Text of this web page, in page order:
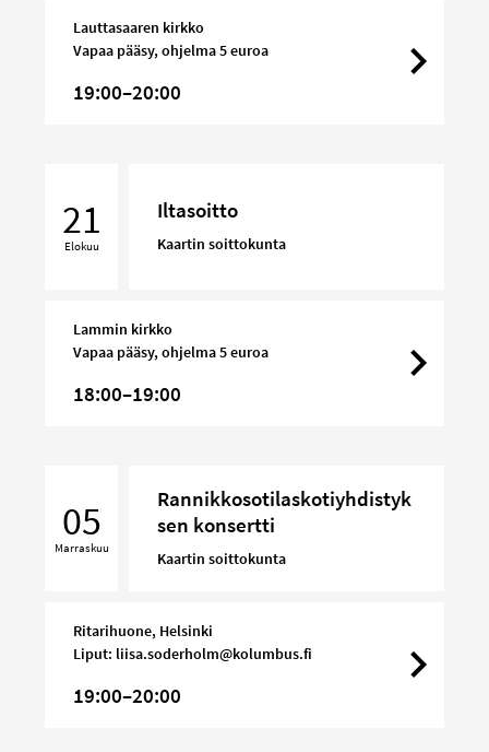
Lauttasaaren kirkko
Vapaa pääsy, ohjelma 5 euroa
19:00–20:00
21
Elokuu
Iltasoitto
Kaartin soittokunta
Lammin kirkko
Vapaa pääsy, ohjelma 5 euroa
18:00–19:00
05
Marraskuu
Rannikkosotilaskotiyhdistyk
sen konsertti
Kaartin soittokunta
Ritarihuone, Helsinki
Liput: liisa.soderholm@kolumbus.fi
19:00–20:00